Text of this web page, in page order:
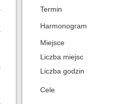
Termin
Harmonogram
Miejsce
Liczba miejsc
Liczba godzin
Cele